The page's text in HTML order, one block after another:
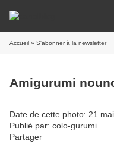
Accueil » S'abonner à la newsletter
Amigurumi
Date de cette photo: 21
Publié par: colo-gurumi
Partager